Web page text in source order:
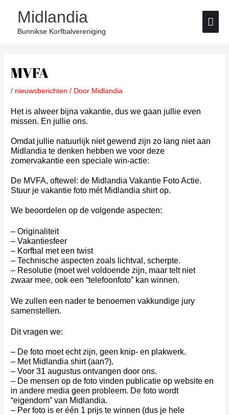
Midlandia
Bunnikse Korfbalvereniging
MVFA
/ nieuwsberichten / Door Midlandia
Het is alweer bijna vakantie, dus we gaan jullie even
missen. En jullie ons.
Omdat jullie natuurlijk niet gewend zijn zo lang niet aan
Midlandia te denken hebben we voor deze
zomervakantie een speciale win-actie:
De MVFA, oftewel: de Midlandia Vakantie Foto Actie.
Stuur je vakantie foto mét Midlandia shirt op.
We beoordelen op de volgende aspecten:
– Originaliteit
– Vakantiesfeer
– Korfbal met een twist
– Technische aspecten zoals lichtval, scherpte.
– Resolutie (moet wel voldoende zijn, maar telt niet
zwaar mee, ook een “telefoonfoto” kan winnen.
We zullen een nader te benoemen vakkundige jury
samenstellen.
Dit vragen we:
– De foto moet echt zijn, geen knip- en plakwerk.
– Met Midlandia shirt (aan?).
– Voor 31 augustus ontvangen door ons.
– De mensen op de foto vinden publicatie op website en
in andere media geen probleem. De foto wordt
“eigendom” van Midlandia.
– Per foto is er één 1 prijs te winnen (dus je hele